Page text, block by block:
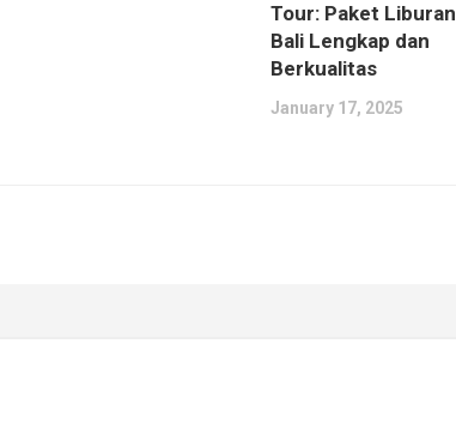
Tour: Paket Liburan
Bali Lengkap dan
Berkualitas
January 17, 2025